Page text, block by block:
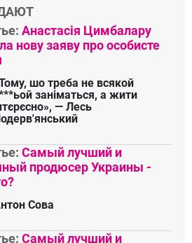
Анастасія Цимбалару
нову заяву про особисте
шо треба не всякой
заніматься, а жити
— Лесь
Самый лучший и
продюсер Украины -
Сова
Самый лучший и